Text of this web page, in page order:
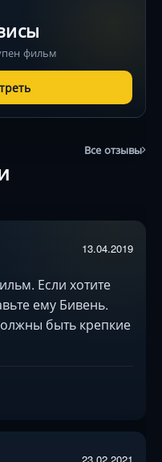
фильм
Все отзывы
13.04.2019
Если хотите
ему Бивень.
быть крепкие